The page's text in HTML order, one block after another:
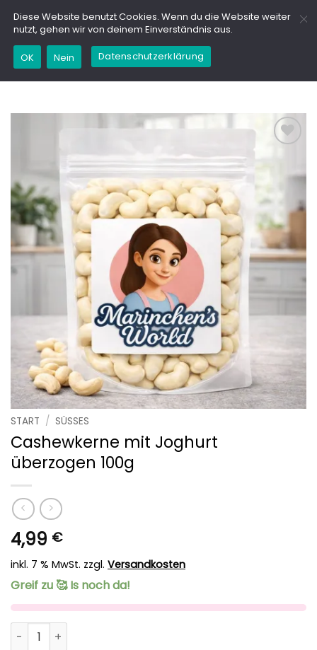
Inhalt
springen
Kaufe dieses Produkt und erhalte 24,95
wishlist
START / SÜSSES
Cashewkerne mit Joghurt
überzogen 100g
4,99 €
inkl. 7 % MwSt. zzgl. Versandkosten
Greif zu 🥰 Is noch da!
Cashewkerne mit Joghurt überzogen 100g Menge
Alternative:
Diese Website benutzt Cookies. Wenn du die Website weiter
nutzt, gehen wir von deinem Einverständnis aus.
OK Nein Datenschutzerklärung